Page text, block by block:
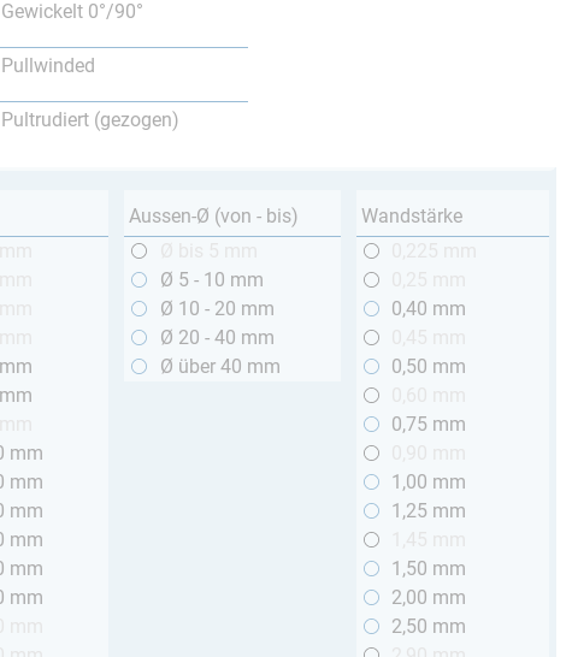
Gewickelt 0°/90°
Pullwinded
Pultrudiert (gezogen)
mm
mm
mm
mm
mm
mm
Aussen-Ø (von - bis)
Ø 5 - 10 mm
Ø 10 - 20 mm
Ø 20 - 40 mm
Ø über 40 mm
Wandstärke
0,40 mm
0,50 mm
0,75 mm
1,00 mm
1,25 mm
1,50 mm
2,00 mm
2,50 mm